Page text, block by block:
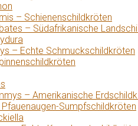
– Schienenschildkröten
– Südafrikanische
– Echte Schmuckschildkröten
– Amerikanische
Sumpfschildkröten